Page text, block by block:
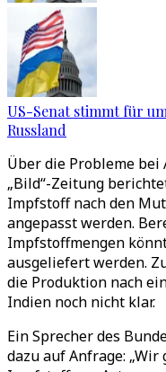
US-Senat stimmt für
Russland
Über die Probleme bei
„Bild“-Zeitung
Impfstoff nach den
angepasst werden.
Impfstoffmengen
ausgeliefert werden.
die Produktion nach
Indien noch nicht klar.
Ein Sprecher des
dazu auf Anfrage: